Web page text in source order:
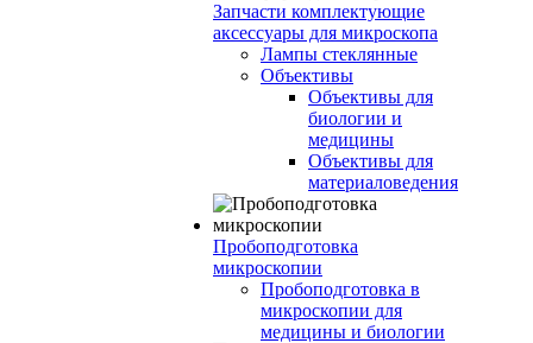
Запчасти комплектующие
аксессуары для микроскопа
Лампы стеклянные
Объективы
Объективы для
биологии и
медицины
Объективы для
материаловедения
Пробоподготовка
микроскопии
Пробоподготовка в
микроскопии для
медицины и биологии